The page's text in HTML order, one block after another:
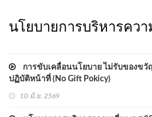
นโยบายการบริหารควา
การขับเคลื่อนนโยบาย ไม่รับของขวั
ปฏิบัติหน้าที่ (No Gift Pokicy)
10 มิ.ย. 2569